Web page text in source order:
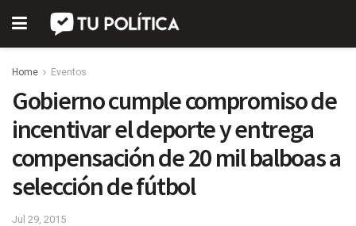
Home Eventos
Gobierno cumple compromiso de
incentivar el deporte y entrega
compensación de 20 mil balboas a
selección de fútbol
Jul 29, 2015